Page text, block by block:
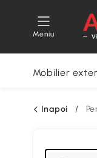
Meniu
Mobilier
Inapoi /